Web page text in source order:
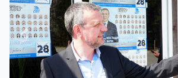
Previous